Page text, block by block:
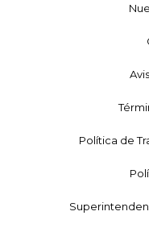
Política de